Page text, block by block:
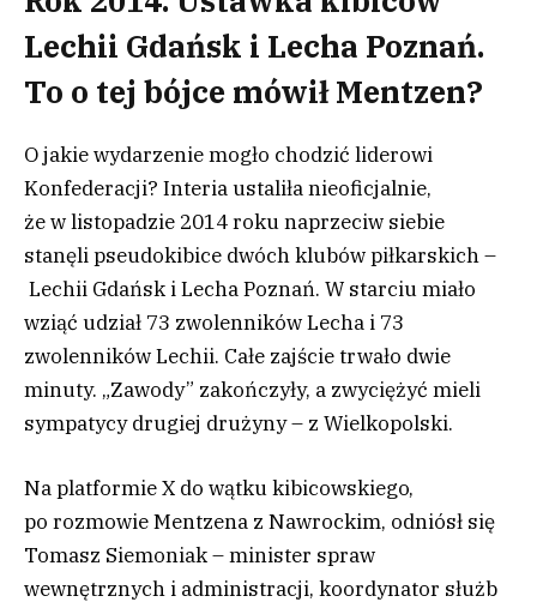
Lechii Gdańsk i Lecha Poznań.
To o tej bójce mówił Mentzen?
O jakie wydarzenie mogło chodzić liderowi
Konfederacji? Interia ustaliła nieoficjalnie,
że w listopadzie 2014 roku naprzeciw siebie
stanęli pseudokibice dwóch klubów piłkarskich –
Lechii Gdańsk i Lecha Poznań. W starciu miało
wziąć udział 73 zwolenników Lecha i 73
zwolenników Lechii. Całe zajście trwało dwie
minuty. „Zawody” zakończyły, a zwyciężyć mieli
sympatycy drugiej drużyny – z Wielkopolski.
Na platformie X do wątku kibicowskiego,
po rozmowie Mentzena z Nawrockim, odniósł się
Tomasz Siemoniak – minister spraw
wewnętrznych i administracji, koordynator służb